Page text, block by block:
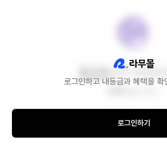
로그인하고 내등급과 혜택을 확
로그인하기